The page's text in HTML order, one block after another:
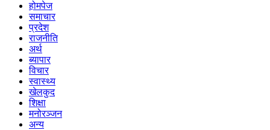
होमपेज
समाचार
प्रदेश
राजनीति
अर्थ
ब्यापार
विचार
स्वास्थ्य
खेलकुद
शिक्षा
मनोरञ्जन
अन्य